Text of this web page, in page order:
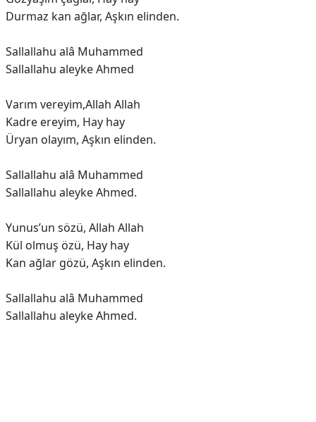
Durmaz kan ağlar, Aşkın elinden.
Sallallahu alâ Muhammed
Sallallahu aleyke Ahmed
Varım vereyim,Allah Allah
Kadre ereyim, Hay hay
Üryan olayım, Aşkın elinden.
Sallallahu alâ Muhammed
Sallallahu aleyke Ahmed.
Yunus’un sözü, Allah Allah
Kül olmuş özü, Hay hay
Kan ağlar gözü, Aşkın elinden.
Sallallahu alâ Muhammed
Sallallahu aleyke Ahmed.